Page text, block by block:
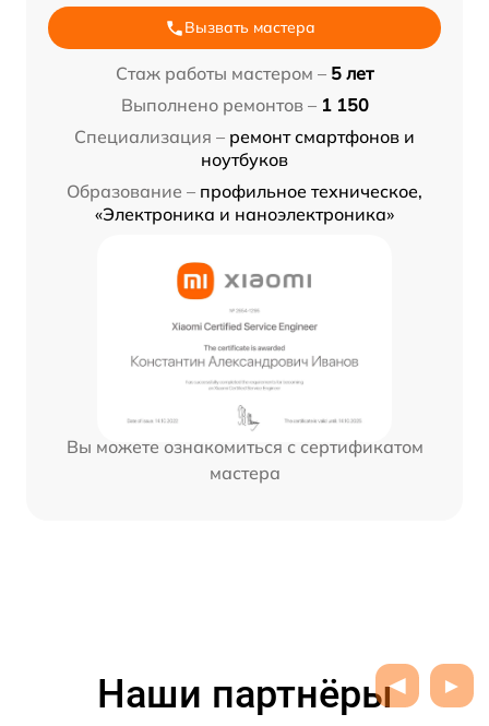
Вызвать мастера
Стаж работы мастером – 5 лет
Выполнено ремонтов – 1 150
Специализация – ремонт смартфонов и
ноутбуков
Образование – профильное техническое,
«Электроника и наноэлектроника»
Вы можете ознакомиться с сертификатом
мастера
Наши партнёры